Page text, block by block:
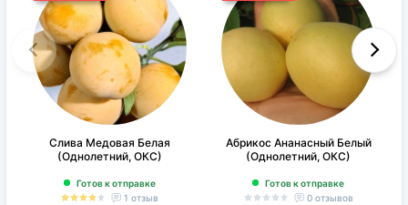
Слива Медовая Белая
(Однолетний, ОКС)
Готов к отправке
1 отзыв
Абрикос Ананасный Белый
(Однолетний, ОКС)
Готов к отправке
0 отзывов